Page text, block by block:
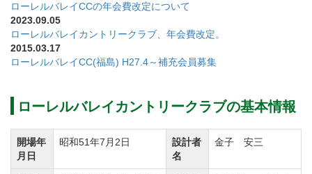
ローレルバレイCCの年会費改定について
2023.09.05
ローレルバレイカントリークラブ、年会費改定。
2015.03.17
ローレルバレイCC(福島) H27.4～補充会員募集
ローレルバレイカントリークラブの基本情報
開場年
月日
昭和51年7月2日
設計者
名
金子 安三